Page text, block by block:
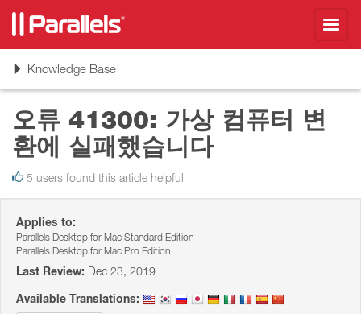
ToggleKnowledge Base
오류 41300: 가상 컴퓨터 변
환에 실패했습니다
5 users found this article helpful
Applies to:
Parallels Desktop for Mac Standard Edition
Parallels Desktop for Mac Pro Edition
Last Review: Dec 23, 2019
Available Translations: